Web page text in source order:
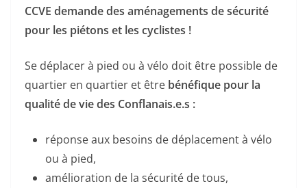
CCVE demande des aménagements de sécurité
pour les piétons et les cyclistes !
Se déplacer à pied ou à vélo doit être possible de
quartier en quartier et être bénéfique pour la
qualité de vie des Conflanais.e.s :
réponse aux besoins de déplacement à vélo
ou à pied,
amélioration de la sécurité de tous,